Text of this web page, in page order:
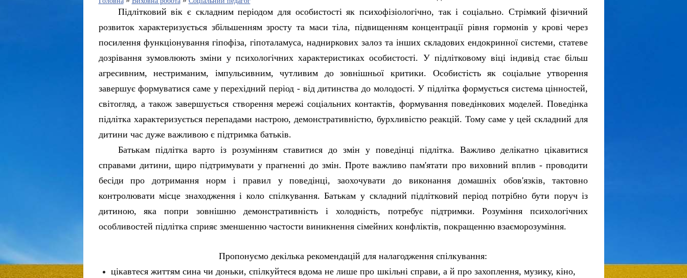
Підлітковий вік є складним періодом для особистості як психофізіологічно, так і соціально. Стрімкий фізичний
розвиток характеризується збільшенням зросту та маси тіла, підвищенням концентрації рівня гормонів у крові через
посилення функціонування гіпофіза, гіпоталамуса, надниркових залоз та інших складових ендокринної системи, статеве
дозрівання зумовлюють зміни у психологічних характеристиках особистості. У підлітковому віці індивід стає більш
агресивним, нестриманим, імпульсивним, чутливим до зовнішньої критики. Особистість як соціальне утворення
завершує формуватися саме у перехідний період - від дитинства до молодості. У підлітка формується система цінностей,
світогляд, а також завершується створення мережі соціальних контактів, формування поведінкових моделей. Поведінка
підлітка характеризується перепадами настрою, демонстративністю, бурхливістю реакцій. Тому саме у цей складний для
дитини час дуже важливою є підтримка батьків.
Батькам підлітка варто із розумінням ставитися до змін у поведінці підлітка. Важливо делікатно цікавитися
справами дитини, щиро підтримувати у прагненні до змін. Проте важливо пам'ятати про виховний вплив - проводити
бесіди про дотримання норм і правил у поведінці, заохочувати до виконання домашніх обов'язків, тактовно
контролювати місце знаходження і коло спілкування. Батькам у складний підлітковий період потрібно бути поруч із
дитиною, яка попри зовнішню демонстративність і холодність, потребує підтримки. Розуміння психологічних
особливостей підлітка сприяє зменшенню частости виникнення сімейних конфліктів, покращенню взаєморозуміння.
Пропонуємо декілька рекомендацій для налагодження спілкування:
цікавтеся життям сина чи доньки, спілкуйтеся вдома не лише про шкільні справи, а й про захоплення, музику, кіно,